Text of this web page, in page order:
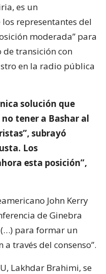
es un
representantes del
moderada” para
transición con
en la radio pública
solución que
tener a Bashar al
subrayó
Los
esta posición”,
John Kerry
de Ginebra
para formar un
través del consenso”.
Lakhdar Brahimi, se